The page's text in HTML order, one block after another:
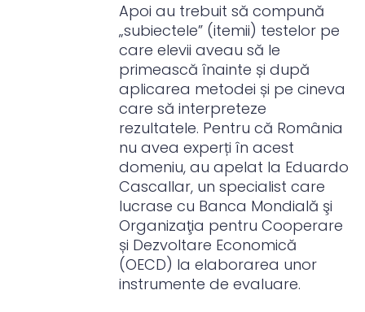
Apoi au trebuit să compună
„subiectele” (itemii) testelor pe
care elevii aveau să le
primească înainte și după
aplicarea metodei și pe cineva
care să interpreteze
rezultatele. Pentru că România
nu avea experți în acest
domeniu, au apelat la Eduardo
Cascallar, un specialist care
lucrase cu Banca Mondială şi
Organizaţia pentru Cooperare
și Dezvoltare Economică
(OECD) la elaborarea unor
instrumente de evaluare.